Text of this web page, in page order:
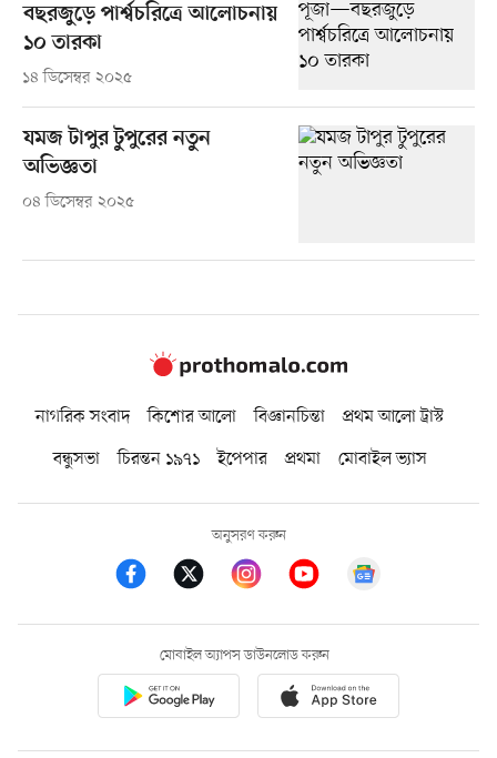
বছরজুড়ে পার্শ্বচরিত্রে আলোচনায়
১০ তারকা
১৪ ডিসেম্বর ২০২৫
যমজ টাপুর টুপুরের নতুন
অভিজ্ঞতা
০৪ ডিসেম্বর ২০২৫
নাগরিক সংবাদ কিশোর আলো বিজ্ঞানচিন্তা
প্রথম আলো ট্রাস্ট
বন্ধুসভা
চিরন্তন ১৯৭১ ইপেপার প্রথমা মোবাইল ভ্যাস
অনুসরণ করুন
মোবাইল অ্যাপস ডাউনলোড করুন